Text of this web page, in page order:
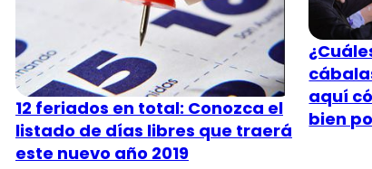
12 feriados en total: Conozca el
listado de días libres que traerá
este nuevo año 2019
aquí
bien